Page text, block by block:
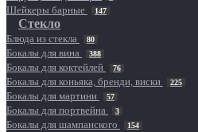
Шейкеры барные 147
Стекло
Блюда из стекла 80
Бокалы для вина 388
Бокалы для коктейлей 76
Бокалы для коньяка, бренди, виски 225
Бокалы для мартини 57
Бокалы для портвейна 3
Бокалы для шампанского 154